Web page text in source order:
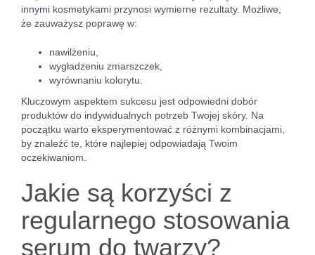
innymi kosmetykami przynosi wymierne rezultaty. Możliwe,
że zauważysz poprawę w:
nawilżeniu,
wygładzeniu zmarszczek,
wyrównaniu kolorytu.
Kluczowym aspektem sukcesu jest odpowiedni dobór
produktów do indywidualnych potrzeb Twojej skóry. Na
początku warto eksperymentować z różnymi kombinacjami,
by znaleźć te, które najlepiej odpowiadają Twoim
oczekiwaniom.
Jakie są korzyści z
regularnego stosowania
serum do twarzy?